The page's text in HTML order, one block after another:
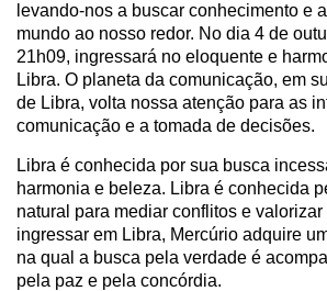
levando-nos a buscar conhecimento e
mundo ao nosso redor. No dia 4 de
21h09, ingressará no eloquente e
Libra. O planeta da comunicação, em
de Libra, volta nossa atenção para as
comunicação e a tomada de decisões.
Libra é conhecida por sua busca
harmonia e beleza. Libra é conhecida
natural para mediar conflitos e
ingressar em Libra, Mercúrio adquire
na qual a busca pela verdade é
pela paz e pela concórdia.